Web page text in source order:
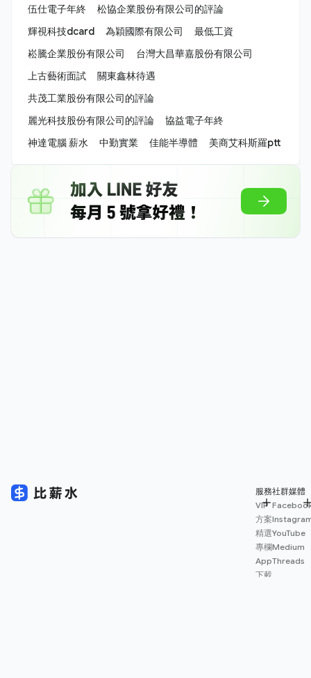
伍仕電子年終
松協企業股份有限公司的評論
輝視科技dcard
為穎國際有限公司
最低工資
崧騰企業股份有限公司
台灣大昌華嘉股份有限公司
上古藝術面試
關東鑫林待遇
共茂工業股份有限公司的評論
麗光科技股份有限公司的評論
協益電子年終
神達電腦 薪水
中勤實業 佳能半導體 美商艾科斯羅ptt
服務
VIP
方案
精選
專欄
App
下載
社群媒體
YouTube
Medium
Threads